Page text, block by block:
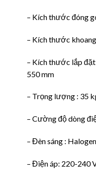
– Kích thước đóng
– Kích thước
– Kích thước lắp đặt
550 mm
– Trọng lượng : 35
– Cường độ dòng
– Đèn sáng : Halogen
– Điện áp: 220-240